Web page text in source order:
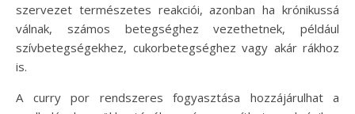
szervezet természetes reakciói, azonban ha krónikussá
válnak, számos betegséghez vezethetnek, például
szívbetegségekhez, cukorbetegséghez vagy akár rákhoz
is.
A curry por rendszeres fogyasztása hozzájárulhat a